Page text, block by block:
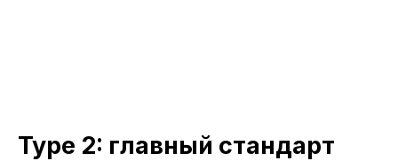
Type 2: главный стандарт